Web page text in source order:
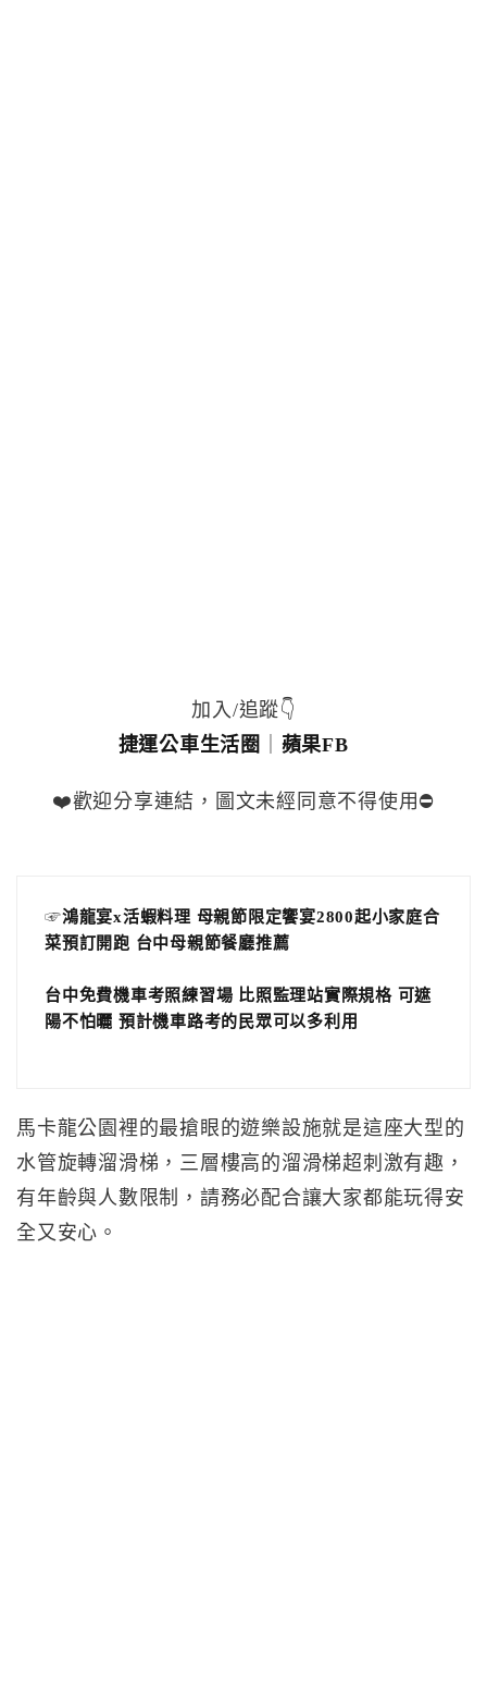
加入/追蹤👇
捷運公車生活圈
蘋果FB
❤️歡迎分享連結，圖文未經同意不得使用⛔️
☞鴻龍宴x活蝦料理 母親節限定饗宴2800起小家庭合
菜預訂開跑 台中母親節餐廳推薦
台中免費機車考照練習場 比照監理站實際規格 可遮
陽不怕曬 預計機車路考的民眾可以多利用
馬卡龍公園裡的最搶眼的遊樂設施就是這座大型的
水管旋轉溜滑梯，三層樓高的溜滑梯超刺激有趣，
有年齡與人數限制，請務必配合讓大家都能玩得安
全又安心。